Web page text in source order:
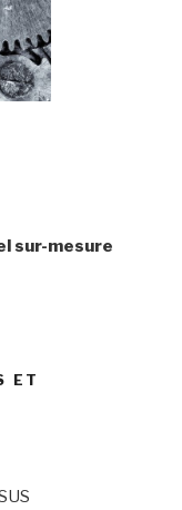
sur-mesure
ET